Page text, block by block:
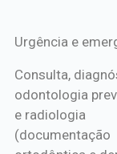
Urgência e
Consulta,
odontologia
e radiologia
(documentação